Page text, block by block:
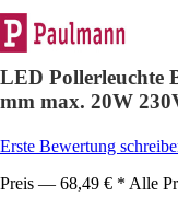
LED Pollerleuchte
mm max. 20W
Erste Bewertung
Preis — 68,49 € * Alle